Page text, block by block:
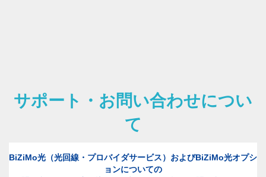
サポート・お問い合わせについ
て
BiZiMo光（光回線・プロバイダサービス）およびBiZiMo光オプシ
ョンについての